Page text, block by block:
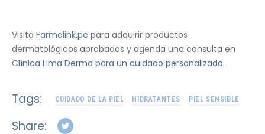
Visita Farmalink.pe para adquirir productos
dermatológicos aprobados y agenda una consulta en
Clínica Lima Derma para un cuidado personalizado.
Tags: CUIDADO DE LA PIEL HIDRATANTES PIEL SENSIBLE
Share: